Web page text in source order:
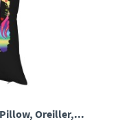
Pillow, Oreiller,...